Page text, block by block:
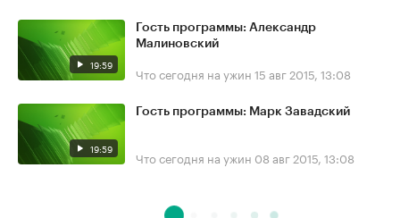
19:59
Гость программы: Александр
Малиновский
Что сегодня на ужин 15 авг 2015, 13:08
19:59
Гость программы: Марк Завадский
Что сегодня на ужин 08 авг 2015, 13:08